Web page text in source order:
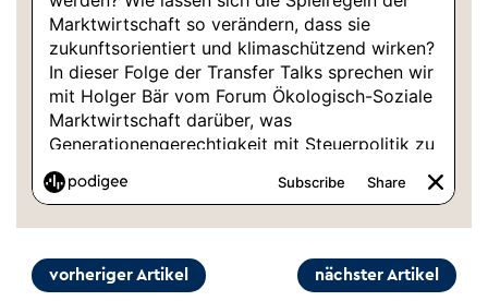
vorheriger Artikel nächster Artikel